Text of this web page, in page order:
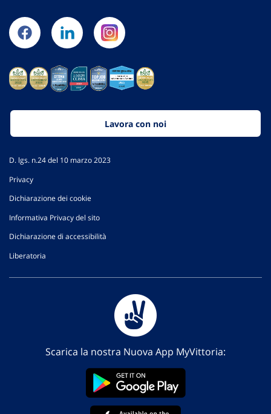
Lavora con noi
D. lgs. n.24 del 10 marzo 2023
Privacy
Dichiarazione dei cookie
Informativa Privacy del sito
Dichiarazione di accessibilità
Liberatoria
Scarica la nostra Nuova App MyVittoria: